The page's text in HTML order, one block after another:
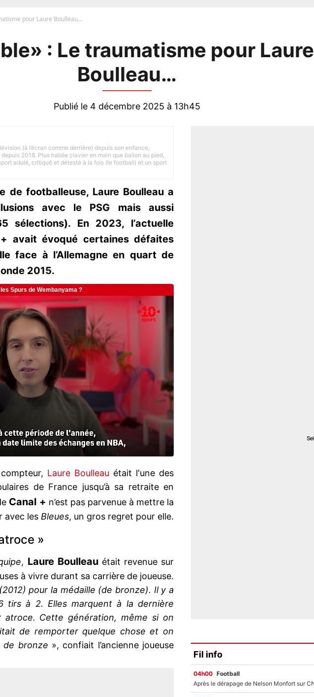
pour Laure Boulleau…
: Le traumatisme pour Laure
Boulleau…
Publié le 4 décembre 2025 à 13h45
(à l’écran comme derrière) depuis son enfance,
2018. Plus habile clavier en main que ballon au pied,
adulé, critiqué et détesté à la fois (le football) et un sport
de footballeuse, Laure Boulleau a
avec le PSG mais aussi
sélections). En 2023, l’actuelle
avait évoqué certaines défaites
face à l’Allemagne en quart de
2015.
Laure Boulleau était l'une des
de France jusqu’à sa retraite en
Canal + n’est pas parvenue à mettre la
avec les Bleues, un gros regret pour elle.
»
, Laure Boulleau était revenue sur
à vivre durant sa carrière de joueuse.
pour la médaille (de bronze). Il y a
tirs à 2. Elles marquent à la dernière
atroce. Cette génération, même si on
de remporter quelque chose et on
de bronze », confiait l’ancienne joueuse
Fil info
04h00 Football